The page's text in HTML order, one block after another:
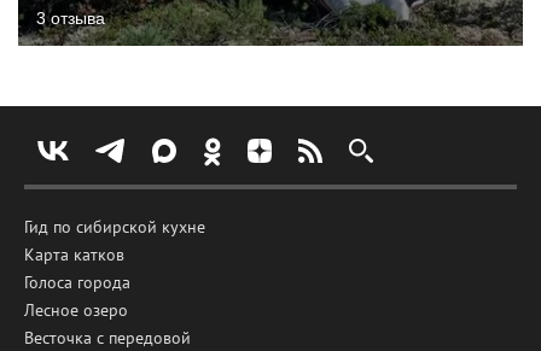
3 отзыва
Гид по сибирской кухне
Карта катков
Голоса города
Лесное озеро
Весточка с передовой